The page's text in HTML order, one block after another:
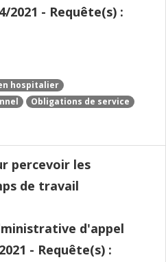
2021 - Requête(s) :
hospitalier
Obligations de service
percevoir les
de travail
d'appel
- Requête(s) :